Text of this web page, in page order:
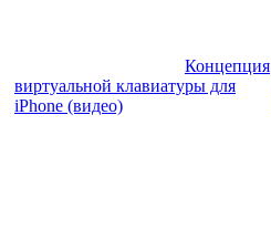
Концепция
виртуальной клавиатуры для
iPhone (видео)